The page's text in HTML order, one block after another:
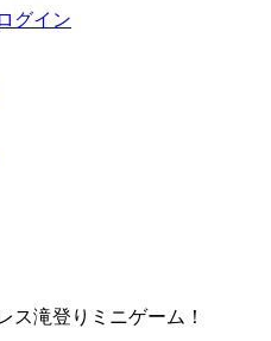
ログイン
ス滝登りミニゲーム！